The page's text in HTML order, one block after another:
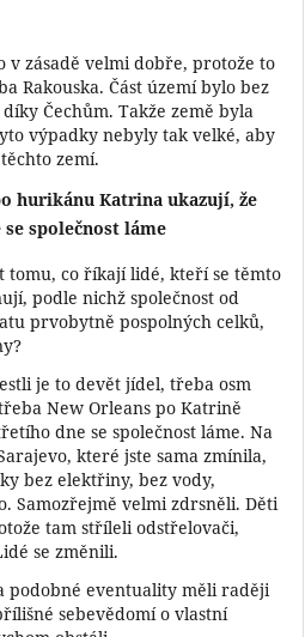
v zásadě velmi dobře, protože to
Rakouska. Část území bylo bez
Čechům. Takže země byla
výpadky nebyly tak velké, aby
zemí.
hurikánu Katrina ukazují, že
společnost láme
tomu, co říkají lidé, kteří se těmto
podle nichž společnost od
prvobytně pospolných celků,
je to devět jídel, třeba osm
New Orleans po Katrině
dne se společnost láme. Na
které jste sama zmínila,
bez elektřiny, bez vody,
Samozřejmě velmi zdrsněli. Děti
tam stříleli odstřelovači,
se změnili.
podobné eventuality měli raději
sebevědomí o vlastní